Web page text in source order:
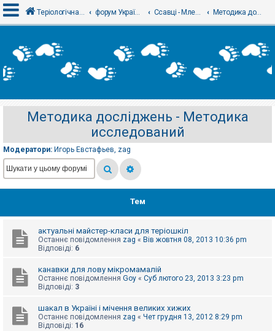
х
і
с
р
а
ц
і
Т
м
б
д
о
Теріологічна школа форум Українського теріологічного товариства Ссавці - Млекопитающие Методика досліджень - Методика исследований
Методика досліджень - Методика
исследований
Модератори: Игорь Евстафьев, zag
Тем
актуальні майстер-класи для теріошкіл
Останнє повідомлення zag « Вів жовтня 08, 2013 10:36 pm
Відповіді: 6
канавки для лову мікромамалій
Останнє повідомлення Goy « Суб лютого 23, 2013 3:23 pm
Відповіді: 3
шакал в Україні і мічення великих хижих
Останнє повідомлення zag « Чет грудня 13, 2012 8:29 pm
Відповіді: 16